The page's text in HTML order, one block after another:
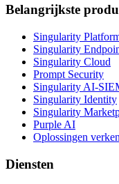
Belangrijkste
Singularity
Singularity
Singularity Cloud
Prompt Security
Singularity AI-
Singularity Identity
Singularity
Purple AI
Oplossingen
Diensten